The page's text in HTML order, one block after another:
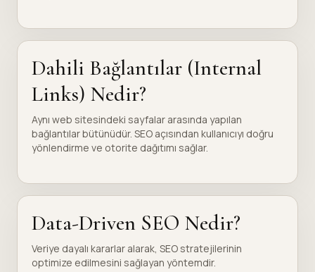
Dahili Bağlantılar (Internal
Links) Nedir?
Aynı web sitesindeki sayfalar arasında yapılan
bağlantılar bütünüdür. SEO açısından kullanıcıyı doğru
yönlendirme ve otorite dağıtımı sağlar.
Data-Driven SEO Nedir?
Veriye dayalı kararlar alarak, SEO stratejilerinin
optimize edilmesini sağlayan yöntemdir.